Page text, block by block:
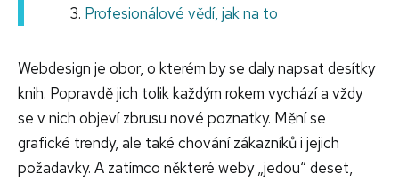
Profesionálové vědí, jak na to
Webdesign je obor, o kterém by se daly napsat desítky
knih. Popravdě jich tolik každým rokem vychází a vždy
se v nich objeví zbrusu nové poznatky. Mění se
grafické trendy, ale také chování zákazníků i jejich
požadavky. A zatímco některé weby „jedou“ deset,